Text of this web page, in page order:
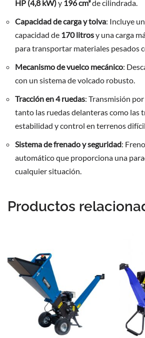
HP (4,8 kW)y 196 cm³de cilindrada.
Capacidad de carga y tolva: Incluye
capacidad de 170 litrosy una carga
para transportar materiales pesados
Mecanismo de vuelco mecánico:
con un sistema de volcado robusto.
Tracción en 4 ruedas: Transmisión
tanto las ruedas delanteras como las
estabilidad y control en terrenos
Sistema de frenado y seguridad:
automático que proporciona una
cualquier situación.
Productos